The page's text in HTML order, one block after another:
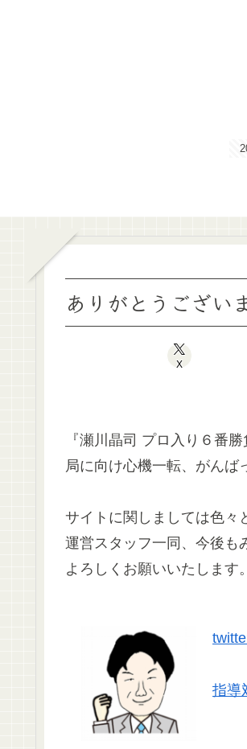
ありがとうござい
X
『瀬川晶司 プロ入り６番
局に向け心機一転、がんば
サイトに関しましては色
運営スタッフ一同、今後も
よろしくお願いいたします。
指導